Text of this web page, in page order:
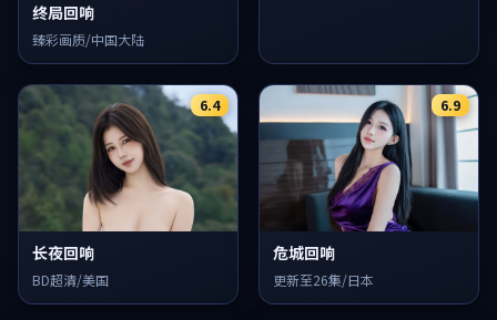
终局回响
臻彩画质/中国大陆
6.4
长夜回响
BD超清/美国
6.9
危城回响
更新至26集/日本